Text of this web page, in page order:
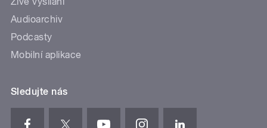
Audioarchiv
Podcasty
Mobilní aplikace
Sledujte nás